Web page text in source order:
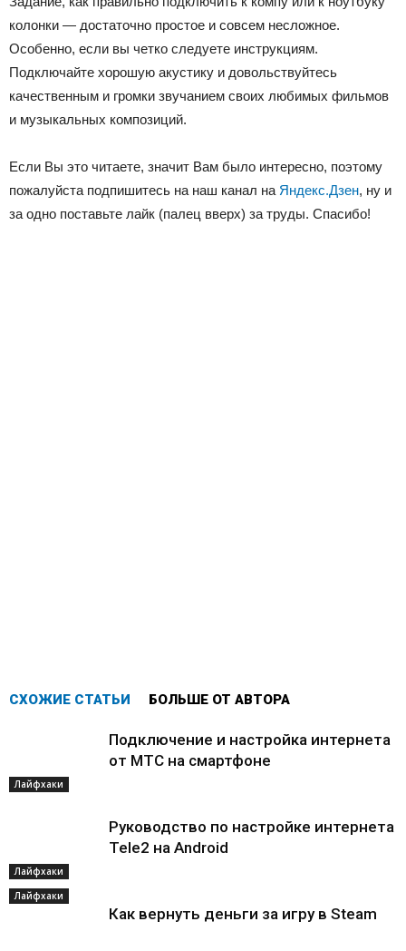
колонки — достаточно простое и совсем несложное.
Особенно, если вы четко следуете инструкциям.
Подключайте хорошую акустику и довольствуйтесь
качественным и громки звучанием своих любимых фильмов
и музыкальных композиций.
Если Вы это читаете, значит Вам было интересно, поэтому
пожалуйста подпишитесь на наш канал на Яндекс.Дзен, ну и
за одно поставьте лайк (палец вверх) за труды. Спасибо!
СХОЖИЕ СТАТЬИ БОЛЬШЕ ОТ АВТОРА
Лайфхаки
Подключение и настройка интернета
от МТС на смартфоне
Лайфхаки
Руководство по настройке интернета
Tele2 на Android
Лайфхаки
Как вернуть деньги за игру в Steam